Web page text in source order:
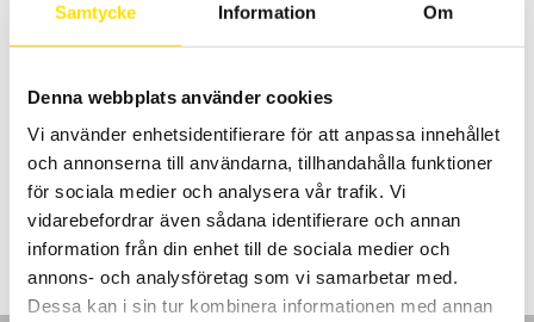
Samtycke Information Om
Denna webbplats använder cookies
Vi använder enhetsidentifierare för att anpassa innehållet
och annonserna till användarna, tillhandahålla funktioner
för sociala medier och analysera vår trafik. Vi
vidarebefordrar även sådana identifierare och annan
information från din enhet till de sociala medier och
annons- och analysföretag som vi samarbetar med.
Dessa kan i sin tur kombinera informationen med annan
GrindoSonic Mk7
- Ett instrument för oförstörande provning av
material och produkter
LÄS MER